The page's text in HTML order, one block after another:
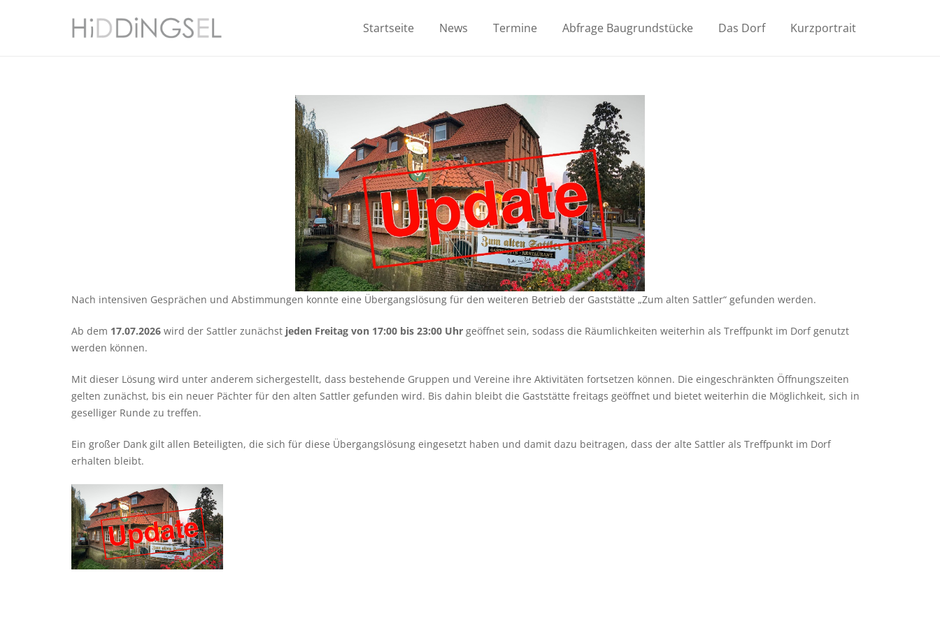
Startseite News Termine Abfrage Baugrundstücke Das Dorf Kurzportrait
Nach intensiven Gesprächen und Abstimmungen konnte eine Übergangslösung für den weiteren Betrieb der Gaststätte „Zum alten Sattler“ gefunden werden.
Ab dem 17.07.2026 wird der Sattler zunächst jeden Freitag von 17:00 bis 23:00 Uhr geöffnet sein, sodass die Räumlichkeiten weiterhin als Treffpunkt im Dorf genutzt
werden können.
Mit dieser Lösung wird unter anderem sichergestellt, dass bestehende Gruppen und Vereine ihre Aktivitäten fortsetzen können. Die eingeschränkten Öffnungszeiten
gelten zunächst, bis ein neuer Pächter für den alten Sattler gefunden wird. Bis dahin bleibt die Gaststätte freitags geöffnet und bietet weiterhin die Möglichkeit, sich in
geselliger Runde zu treffen.
Ein großer Dank gilt allen Beteiligten, die sich für diese Übergangslösung eingesetzt haben und damit dazu beitragen, dass der alte Sattler als Treffpunkt im Dorf
erhalten bleibt.